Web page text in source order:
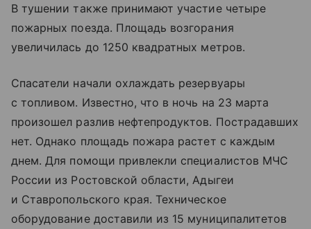
В тушении также принимают участие четыре
пожарных поезда. Площадь возгорания
увеличилась до 1250 квадратных метров.
Спасатели начали охлаждать резервуары
с топливом. Известно, что в ночь на 23 марта
произошел разлив нефтепродуктов. Пострадавших
нет. Однако площадь пожара растет с каждым
днем. Для помощи привлекли специалистов МЧС
России из Ростовской области, Адыгеи
и Ставропольского края. Техническое
оборудование доставили из 15 муниципалитетов